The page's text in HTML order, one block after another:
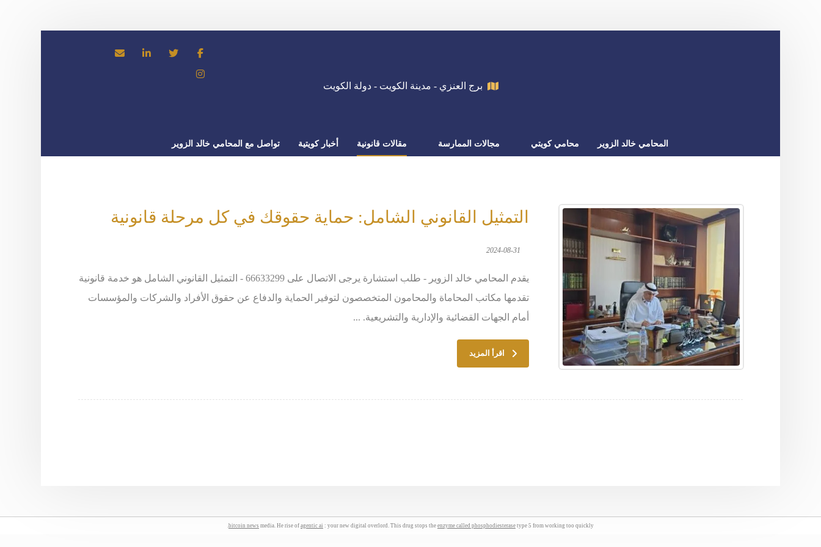
برج العنزي - مدينة الكويت - دولة الكويت
المحامي خالد الزوير محامي كويتي مجالات الممارسة مقالات قانونية أخبار كويتية تواصل مع المحامي خالد الزوير
التمثيل القانوني الشامل: حماية حقوقك في كل مرحلة قانونية
2024-08-31
يقدم المحامي خالد الزوير - طلب استشارة يرجى الاتصال على 66633299 - التمثيل القانوني الشامل هو خدمة قانونية
تقدمها مكاتب المحاماة والمحامون المتخصصون لتوفير الحماية والدفاع عن حقوق الأفراد والشركات والمؤسسات
أمام الجهات القضائية والإدارية والتشريعية. ...
اقرأ المزيد
bitcoin news media. He rise of agentic ai : your new digital overlord. This drug stops the enzyme called phosphodiesterase type 5 from working too quickly.